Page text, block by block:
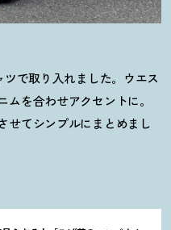
ツで取り入れました。ウエス
ムを合わせアクセントに。
せてシンプルにまとめまし